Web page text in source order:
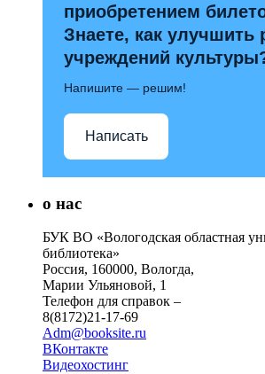
приобретением
Знаете, как улучшить
учреждений
Напишите — решим!
Написать
о нас
БУК ВО «Вологодская областная
библиотека»
Россия, 160000, Вологда,
Марии Ульяновой, 1
Телефон для справок –
8(8172)21-17-69
Adm@booksite.ru
ВКонтакте
Видеохостинг